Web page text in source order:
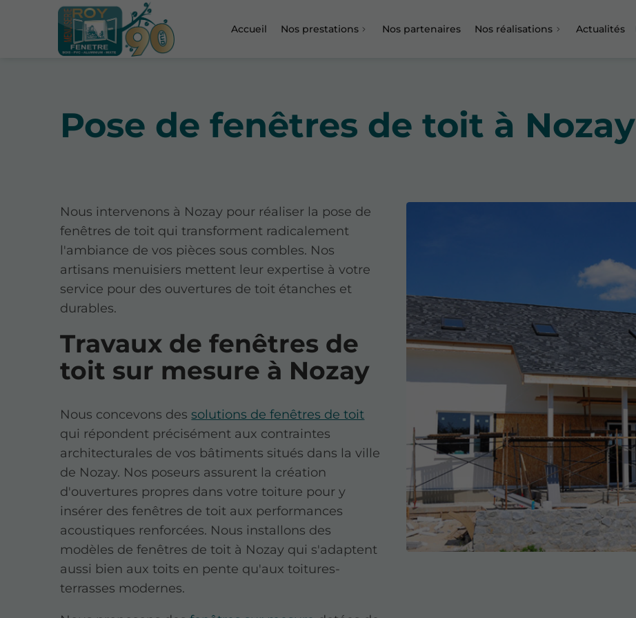
Accueil Nos prestations Nos partenaires Nos réalisations Actualités
Pose de fenêtres de toit à Nozay
Nous intervenons à Nozay pour réaliser la pose de
fenêtres de toit qui transforment radicalement
l'ambiance de vos pièces sous combles. Nos
artisans menuisiers mettent leur expertise à votre
service pour des ouvertures de toit étanches et
durables.
Travaux de fenêtres de
toit sur mesure à Nozay
Nous concevons dessolutions de fenêtres de toit
qui répondent précisément aux contraintes
architecturales de vos bâtiments situés dans la ville
de Nozay. Nos poseurs assurent la création
d'ouvertures propres dans votre toiture pour y
insérer des fenêtres de toit aux performances
acoustiques renforcées. Nous installons des
modèles de fenêtres de toit à Nozay qui s'adaptent
aussi bien aux toits en pente qu'aux toitures-
terrasses modernes.